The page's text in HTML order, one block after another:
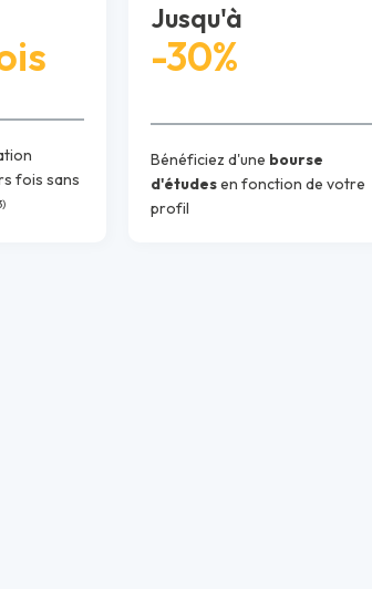
fois sans
Jusqu'à
-30%
Bénéficiez d'une bourse
d'étudesen fonction de votre
profil